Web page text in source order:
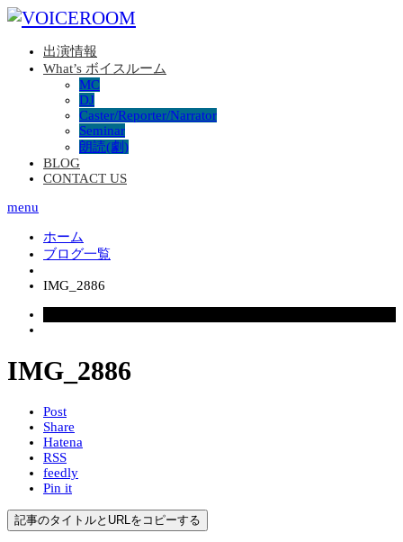
出演情報
What’s ボイスルーム
MC
DJ
Caster/Reporter/Narrator
Seminar
朗読(劇)
BLOG
CONTACT US
menu
ホーム
ブログ一覧
IMG_2886
IMG_2886
Post
Share
Hatena
RSS
feedly
Pin it
記事のタイトルとURLをコピーする